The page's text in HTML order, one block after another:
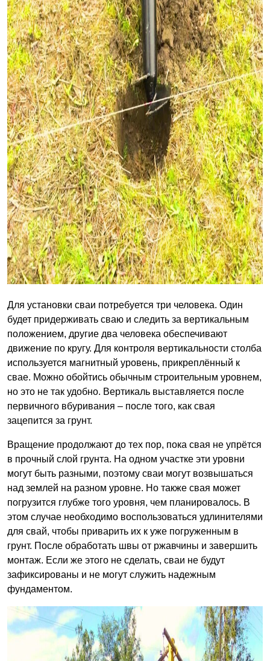
Для установки сваи потребуется три человека. Один
будет придерживать сваю и следить за вертикальным
положением, другие два человека обеспечивают
движение по кругу. Для контроля вертикальности столба
используется магнитный уровень, прикреплённый к
свае. Можно обойтись обычным строительным уровнем,
но это не так удобно. Вертикаль выставляется после
первичного вбуривания – после того, как свая
зацепится за грунт.
Вращение продолжают до тех пор, пока свая не упрётся
в прочный слой грунта. На одном участке эти уровни
могут быть разными, поэтому сваи могут возвышаться
над землей на разном уровне. Но также свая может
погрузится глубже того уровня, чем планировалось. В
этом случае необходимо воспользоваться удлинителями
для свай, чтобы приварить их к уже погруженным в
грунт. После обработать швы от ржавчины и завершить
монтаж. Если же этого не сделать, сваи не будут
зафиксированы и не могут служить надежным
фундаментом.